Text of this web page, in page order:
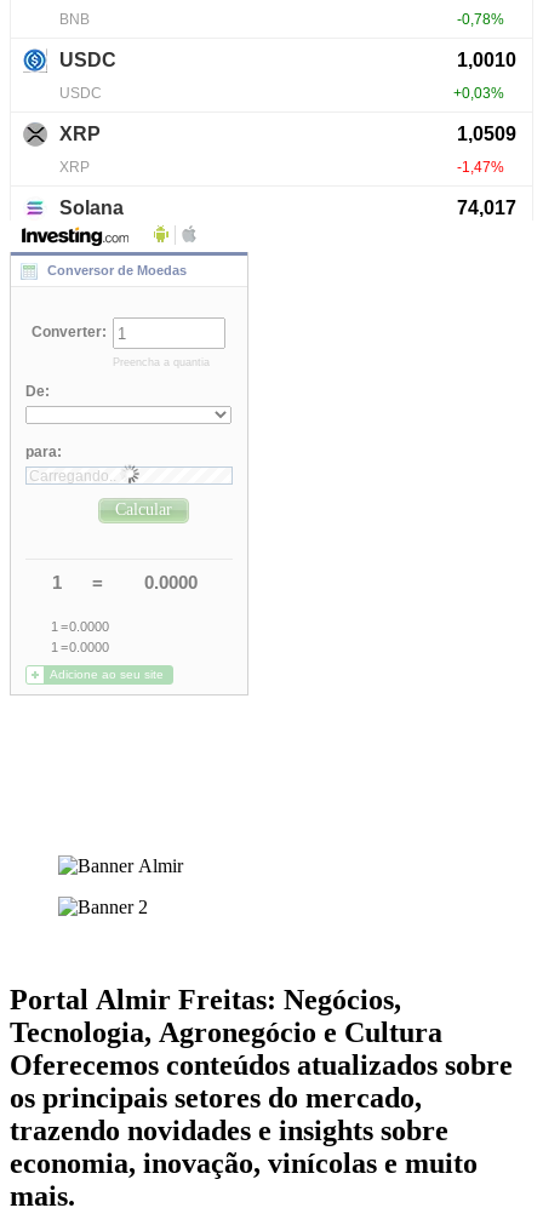
Portal Almir Freitas: Negócios,
Tecnologia, Agronegócio e Cultura
Oferecemos conteúdos atualizados sobre
os principais setores do mercado,
trazendo novidades e insights sobre
economia, inovação, vinícolas e muito
mais.